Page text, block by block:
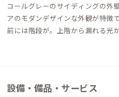
コールグレーのサイディングの外
アのモダンデザインな外観が特徴
前には階段が。上階から漏れる光
とは一変して、オレンジと花柄
s古淵の家は男女共用です）、窓枠
設備・備品・サービス